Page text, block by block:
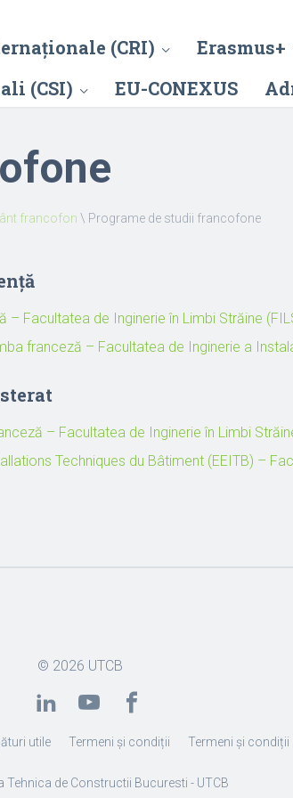
(CRI) Erasmus+
(CSI)
EU-CONEXUS
francofon \ Programe de studii francofone
– Facultatea de Inginerie în Limbi Străine
franceză – Facultatea de Inginerie a
– Facultatea de Inginerie în Limbi
Techniques du Bâtiment (EEITB) –
© 2026 UTCB
utile Termeni și condiții Termeni și condiții
Tehnica de Constructii Bucuresti - UTCB